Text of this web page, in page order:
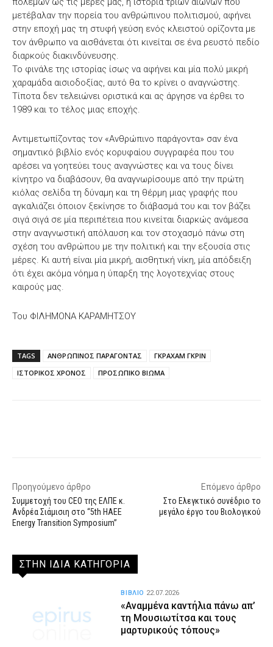
μετέβαλαν την πορεία του ανθρώπινου πολιτισμού, αφήνει
στην εποχή μας τη στυφή γεύση ενός κλειστού ορίζοντα με
τον άνθρωπο να αισθάνεται ότι κινείται σε ένα ρευστό πεδίο
διαρκούς διακινδύνευσης.
Το φινάλε της ιστορίας ίσως να αφήνει και μία πολύ μικρή
χαραμάδα αισιοδοξίας, αυτό θα το κρίνει ο αναγνώστης.
Τίποτα δεν τελειώνει οριστικά και ας άργησε να έρθει το
1989 και το τέλος μιας εποχής.
Αντιμετωπίζοντας τον «Ανθρώπινο παράγοντα» σαν ένα
σημαντικό βιβλίο ενός κορυφαίου συγγραφέα που του
αρέσει να γοητεύει τους αναγνώστες και να τους δίνει
κίνητρο να διαβάσουν, θα αναγνωρίσουμε από την πρώτη
κιόλας σελίδα τη δύναμη και τη θέρμη μιας γραφής που
αγκαλιάζει όποιον ξεκίνησε το διάβασμά του και τον βάζει
σιγά σιγά σε μία περιπέτεια που κινείται διαρκώς ανάμεσα
στην αναγνωστική απόλαυση και τον στοχασμό πάνω στη
σχέση του ανθρώπου με την πολιτική και την εξουσία στις
μέρες. Κι αυτή είναι μία μικρή, αισθητική νίκη, μία απόδειξη
ότι έχει ακόμα νόημα η ύπαρξη της λογοτεχνίας στους
καιρούς μας.
Του ΦΙΛΗΜΟΝΑ ΚΑΡΑΜΗΤΣΟΥ
TAGS ΑΝΘΡΩΠΙΝΟΣ ΠΑΡΑΓΟΝΤΑΣ
ΓΚΡΑΧΑΜ ΓΚΡΙΝ
ΙΣΤΟΡΙΚΟΣ ΧΡΟΝΟΣ
ΠΡΟΣΩΠΙΚΟ ΒΙΩΜΑ
Προηγούμενο άρθρο
Συμμετοχή του CEO της ΕΛΠΕ κ.
Ανδρέα Σιάμισιη στο “5th HAEE
Energy Transition Symposium”
Επόμενο άρθρο
Στο Ελεγκτικό συνέδριο το
μεγάλο έργο του Βιολογικού
ΣΤΗΝ ΙΔΙΑ ΚΑΤΗΓΟΡΙΑ
«Αναμμένα καντήλια πάνω απ’
τη Μουσιωτίτσα και τους
μαρτυρικούς τόπους»
ΒΙΒΛΙΟ 22.07.2026